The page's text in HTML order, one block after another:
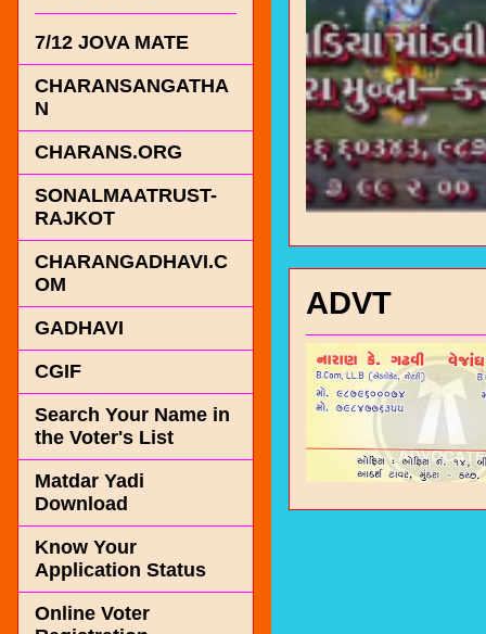
ADVT
7/12 JOVA MATE
CHARANSANGATHA
N
CHARANS.ORG
SONALMAATRUST-
RAJKOT
CHARANGADHAVI.C
OM
GADHAVI
CGIF
Search Your Name in
the Voter's List
Matdar Yadi
Download
Know Your
Application Status
Online Voter